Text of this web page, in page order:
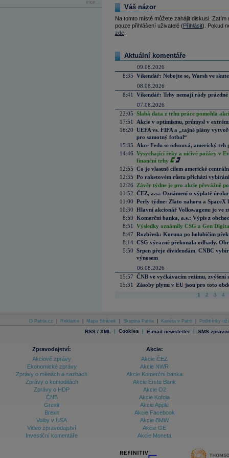
více...
Váš názor
Na tomto místě můžete zahájit diskusi.
pouze přihlášení uživatelé (Přihlásit). Pokud
zde
Aktuální komentáře
09.08.2026
8:35 Víkendář: Nebojte se, Warsh ve
08.08.2026
8:41
Víkendář: Trhy nemají rády prázdné
07.08.2026
22:05 Slabá data z trhu práce pomohla
17:51
Akcie v optimismu, průmysl v
16:20 UEFA vs. FIFA a „tajné plány
pro samotný fotbal“
15:35
Akce Fedu se odsouvá, americký
14:46 Vysychající řeky a ničivé požáry v
finanční trhy
12:55 Co je vlastně cílem americké
12:35 Po raketovém růstu přichází
12:26
Závěr týdne je pro akcie převážně
11:52 ČEZ, a.s.: Oznámení o výplatě
11:00 Perly týdne: Zlato nahoru a SpaceX
10:30 Hlavní akcionář Volkswagenu je ve
8:59 Komerční banka, a.s.: Výpis z
8:51
Výsledky oznámily CSG a Gen
8:47 Rozbřesk: Koruna po holubičím
8:14 CSG výrazně překonala odhady.
5:50 Srpen přeje dividendám. CNBC
výnosem
06.08.2026
15:57 ČNB ve vyčkávacím režimu, zvýšení
15:31
Zásoby plynu v EU jsou pro toto
1 2 3 4
O Patria.cz Reklama Mapa Stránek Skupina Patria Kariéra v Patrii Podmínky
RSS / XML | Cookies | E-mail newsletter | SMS
Zpravodajství:
Akciové zprávy
Ekonomické zprávy
Zprávy o měnách a sazbách
Zprávy o komoditách
Zprávy o HDP
ČNB
Grexit
Brexit
Volby v USA
Video zpravodajství
Investiční komentáře
Akcie:
Akcie ČEZ
Akcie NWR
Akcie Komerční banka
Akcie Erste Bank
Akcie O2
Akcie Kofola
Akcie Apple
Akcie Facebook
Akcie BMW
Akcie GE
Akcie Moneta